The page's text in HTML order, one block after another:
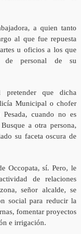
a quien tanto
al que fue repuesta
u oficios a los que
de personal de su
pretender que dicha
Municipal o chofer
cuando no es
a otra persona,
su faceta oscura de
Occopata, sí. Pero, le
de relaciones
señor alcalde, se
social para reducir la
fomentar proyectos
e irrigación.